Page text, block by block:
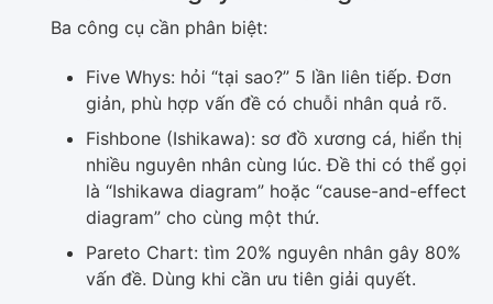
Ba công cụ cần phân biệt:
Five Whys: hỏi “tại sao?” 5 lần liên tiếp. Đơn
giản, phù hợp vấn đề có chuỗi nhân quả rõ.
Fishbone (Ishikawa): sơ đồ xương cá, hiển thị
nhiều nguyên nhân cùng lúc. Đề thi có thể gọi
là “Ishikawa diagram” hoặc “cause-and-effect
diagram” cho cùng một thứ.
Pareto Chart: tìm 20% nguyên nhân gây 80%
vấn đề. Dùng khi cần ưu tiên giải quyết.